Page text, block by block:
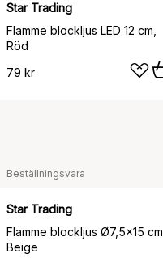
Star Trading
Flamme blockljus LED 12 cm,
Röd
79 kr
Beställningsvara
Star Trading
Flamme blockljus Ø7,5x15 cm,
Beige